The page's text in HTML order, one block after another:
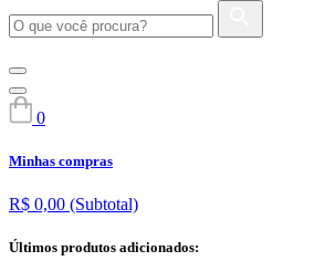
0
Minhas compras
R$ 0,00 (Subtotal)
Últimos produtos adicionados: